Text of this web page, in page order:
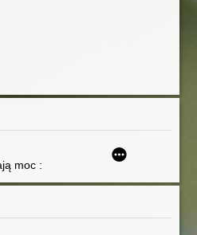
moc : dodają skrzydeł, inspirują do